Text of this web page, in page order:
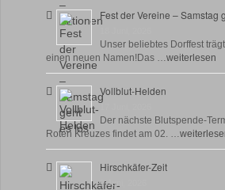
Fest der Vereine – Samstag
Unser beliebtes Dorffest
einen neuen Namen!Das …weiterlesen
Vollblut-Helden
Der nächste Blutspende-
Roten Kreuzes findet am 02. …
Hirschkäfer-Zeit
9 Juni, 2026